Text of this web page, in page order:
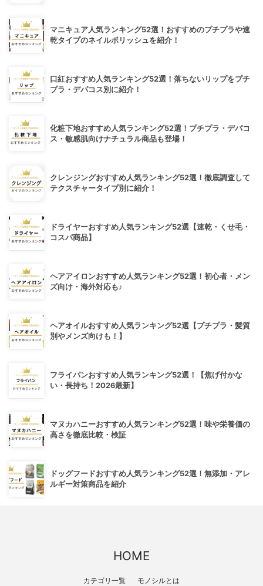
マニキュア人気ランキング52選！おすすめのプチプラや速
乾タイプのネイルポリッシュを紹介！
口紅おすすめ人気ランキング52選！落ちないリップをプチ
プラ・デパコス別に紹介！
化粧下地おすすめ人気ランキング52選！プチプラ・デパコ
ス・敏感肌向けナチュラル商品も登場！
クレンジングおすすめ人気ランキング52選！徹底調査して
テクスチャータイプ別に紹介！
ドライヤーおすすめ人気ランキング52選【速乾・くせ毛・
コスパ商品】
ヘアアイロンおすすめ人気ランキング52選！初心者・メン
ズ向け・海外対応も♪
ヘアオイルおすすめ人気ランキング52選【プチプラ・髪質
別やメンズ向けも！】
フライパンおすすめ人気ランキング52選！【焦げ付かな
い・長持ち！2026最新】
マヌカハニーおすすめ人気ランキング52選！味や栄養価の
高さを徹底比較・検証
ドッグフードおすすめ人気ランキング52選！無添加・アレ
ルギー対策商品を紹介
HOME
カテゴリ一覧 モノシルとは